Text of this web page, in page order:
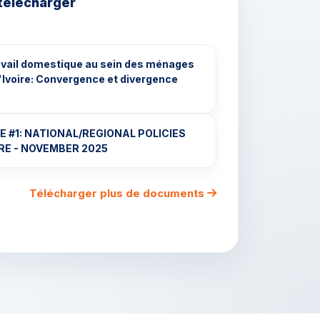
domestique au sein des ménages
Convergence et divergence
#1: NATIONAL/REGIONAL POLICIES
- NOVEMBER 2025
Télécharger plus de documents